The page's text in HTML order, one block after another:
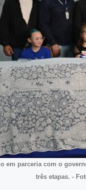
em parceria com o
três etapas. -